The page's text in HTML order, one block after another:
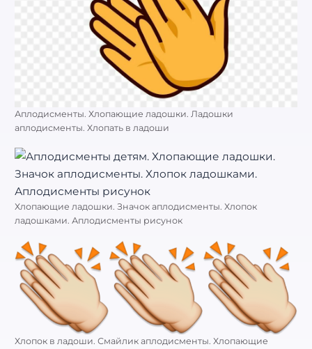
Аплодисменты. Хлопающие ладошки. Ладошки
аплодисменты. Хлопать в ладоши
Хлопающие ладошки. Значок аплодисменты. Хлопок
ладошками. Аплодисменты рисунок
Хлопок в ладоши. Смайлик аплодисменты. Хлопающие